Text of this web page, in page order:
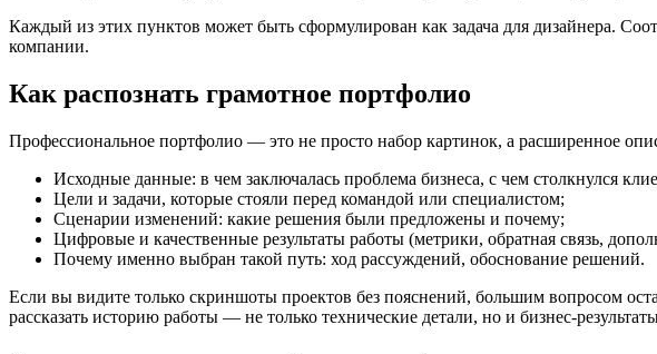
Каждый из этих пунктов может быть сформулирован как задача для дизайнера.
компании.
Как распознать грамотное портфолио
Профессиональное портфолио — это не просто набор картинок, а расширенное
Исходные данные: в чем заключалась проблема бизнеса, с чем столкнулся
Цели и задачи, которые стояли перед командой или специалистом;
Сценарии изменений: какие решения были предложены и почему;
Цифровые и качественные результаты работы (метрики, обратная связь,
Почему именно выбран такой путь: ход рассуждений, обоснование решений.
Если вы видите только скриншоты проектов без пояснений, большим вопросом
рассказать историю работы — не только технические детали, но и бизнес-